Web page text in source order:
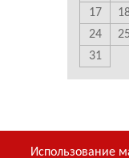
17
24
25
31
Использование